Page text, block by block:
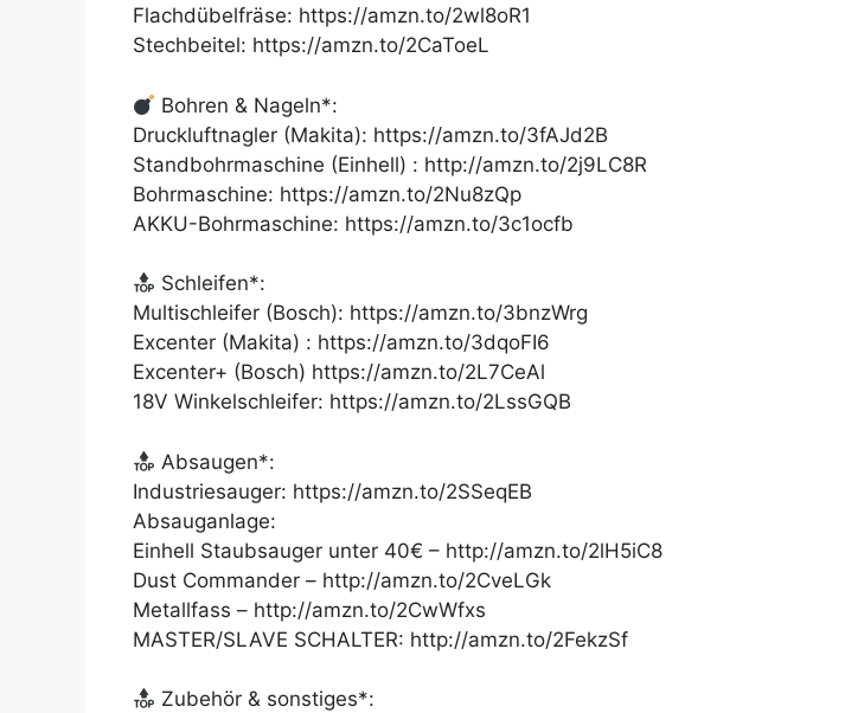
Flachdübelfräse: https://amzn.to/2wl8oR1
Stechbeitel: https://amzn.to/2CaToeL
Bohren & Nageln*:
Druckluftnagler (Makita): https://amzn.to/3fAJd2B
Standbohrmaschine (Einhell) : http://amzn.to/2j9LC8R
Bohrmaschine: https://amzn.to/2Nu8zQp
AKKU-Bohrmaschine: https://amzn.to/3c1ocfb
Schleifen*:
Multischleifer (Bosch): https://amzn.to/3bnzWrg
Excenter (Makita) : https://amzn.to/3dqoFI6
Excenter+ (Bosch) https://amzn.to/2L7CeAl
18V Winkelschleifer: https://amzn.to/2LssGQB
Absaugen*:
Industriesauger: https://amzn.to/2SSeqEB
Absauganlage:
Einhell Staubsauger unter 40€ – http://amzn.to/2lH5iC8
Dust Commander – http://amzn.to/2CveLGk
Metallfass – http://amzn.to/2CwWfxs
MASTER/SLAVE SCHALTER: http://amzn.to/2FekzSf
Zubehör & sonstiges*: